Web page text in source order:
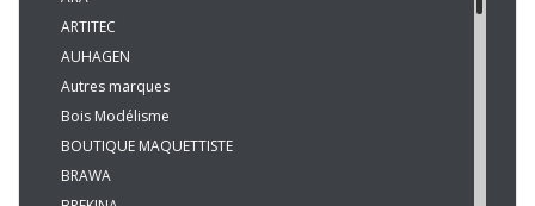
ARTITEC
AUHAGEN
Autres marques
Bois Modélisme
BOUTIQUE MAQUETTISTE
BRAWA